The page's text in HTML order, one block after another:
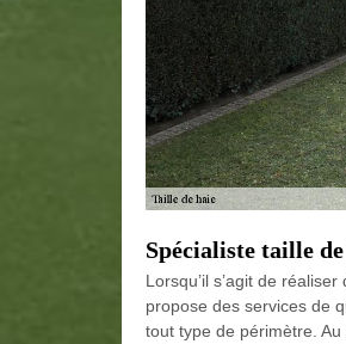
Spécialiste taille
Lorsqu’il s’agit de
propose des services de
tout type de périmètre.